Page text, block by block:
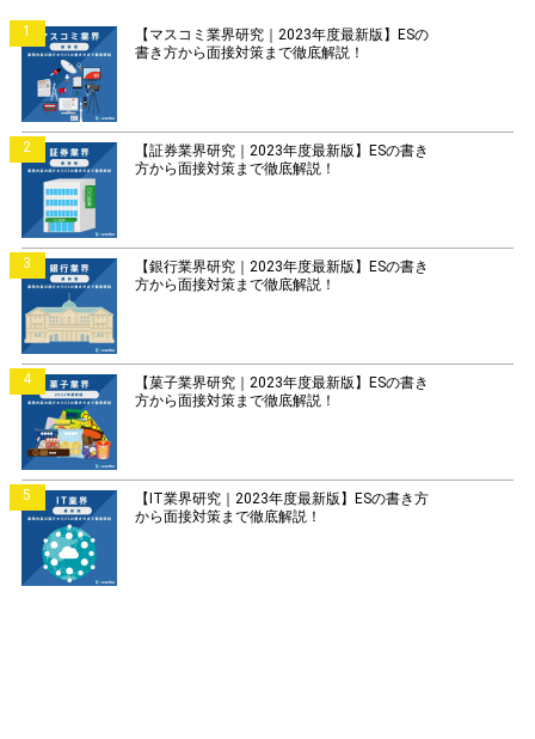
1
【マスコミ業界研究｜2023年度最新版】ESの
書き方から面接対策まで徹底解説！
2
【証券業界研究｜2023年度最新版】ESの書き
方から面接対策まで徹底解説！
3
【銀行業界研究｜2023年度最新版】ESの書き
方から面接対策まで徹底解説！
4
【菓子業界研究｜2023年度最新版】ESの書き
方から面接対策まで徹底解説！
5
【IT業界研究｜2023年度最新版】ESの書き方
から面接対策まで徹底解説！